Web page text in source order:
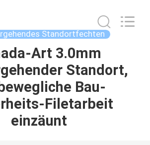
Standortfechten
Art 3.0mm
Standort,
Bau-
Filetarbeit
einzäunt